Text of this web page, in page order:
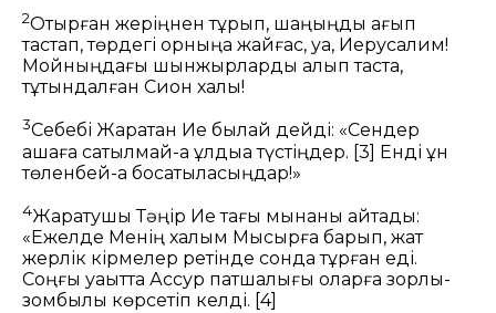
2Отырған жеріңнен тұрып, шаңыңды қағып
тастап, төрдегі орныңа жайғас, уа, Иерусалим!
Мойныңдағы шынжырларды алып таста,
тұтқындалған Сион халқы!
3Себебі Жаратқан Ие былай дейді: «Сендер
ақшаға сатылмай-ақ құлдыққа түстіңдер. [3] Енді құн
төленбей-ақ босатыласыңдар!»
4Жаратушы Тәңір Ие тағы мынаны айтады:
«Ежелде Менің халқым Мысырға барып, жат
жерлік кірмелер ретінде сонда тұрған еді.
Соңғы уақытта Ассур патшалығы оларға зорлық-
зомбылық көрсетіп келді. [4]